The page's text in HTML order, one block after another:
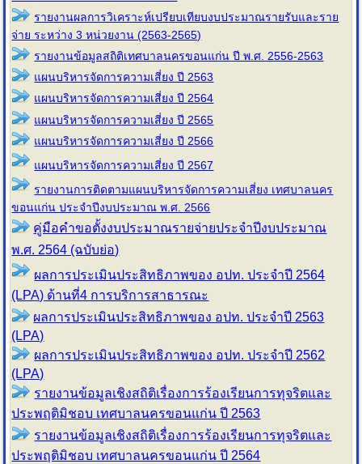
รายงานผลการวิเคราะห์เปรียบเทียบงบประมาณรายรับและราย
จ่าย ระหว่าง 3 หน่วยงาน (2563-2565)
รายงานข้อมูลสถิติเทศบาลนครขอนแก่น ปี พ.ศ. 2556-2563
แผนบริหารจัดการความเสี่ยง ปี 2563
แผนบริหารจัดการความเสี่ยง ปี 2564
แผนบริหารจัดการความเสี่ยง ปี 2565
แผนบริหารจัดการความเสี่ยง ปี 2566
แผนบริหารจัดการความเสี่ยง ปี 2567
รายงานการติดตามแผนบริหารจัดการความเสี่ยง เทศบาลนคร
ขอนแก่น ประจำปีงบประมาณ พ.ศ. 2566
คู่มือคำขอตั้งงบประมาณรายจ่ายประจำปีงบประมาณ
พ.ศ. 2564 (ฉบับย่อ)
ผลการประเมินประสิทธิภาพของ อปท. ประจำปี 2564
(LPA) ด้านที่4 การบริการสาธารณะ
ผลการประเมินประสิทธิภาพของ อปท. ประจำปี 2563
(LPA)
ผลการประเมินประสิทธิภาพของ อปท. ประจำปี 2562
(LPA)
รายงานข้อมูลเชิงสถิติเรื่องการร้องเรียนการทุจริตและ
ประพฤติมิชอบ เทศบาลนครขอนแก่น ปี 2563
รายงานข้อมูลเชิงสถิติเรื่องการร้องเรียนการทุจริตและ
ประพฤติมิชอบ เทศบาลนครขอนแก่น ปี 2564